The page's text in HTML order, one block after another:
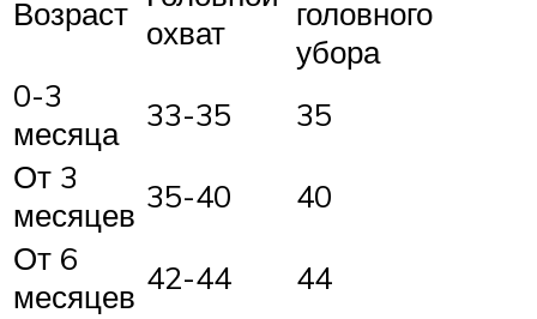
Возраст охват
головного
убора
0-3
месяца
33-35
35
От 3
месяцев 35-40
40
От 6
месяцев 42-44
44